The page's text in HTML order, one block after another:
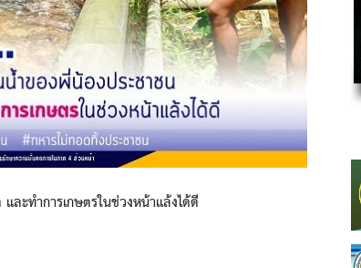
ะทำการเกษตรในช่วงหน้าแล้งได้ดี